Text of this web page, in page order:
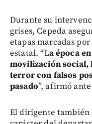
Durante su
grises, Cepeda
etapas marcadas
estatal. “La época
movilización social,
terror con falsos
pasado”, afirmó
El dirigente